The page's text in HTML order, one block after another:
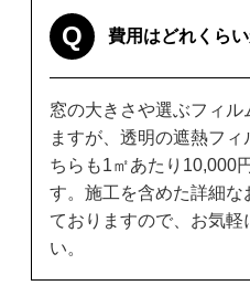
Q 費用はどれくら
窓の大きさや選ぶフィル
ますが、透明の遮熱フ
ちらも1㎡あたり10,000
す。施工を含めた詳細な
ておりますので、お気軽
い。